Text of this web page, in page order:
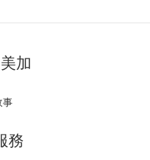
加
事
務